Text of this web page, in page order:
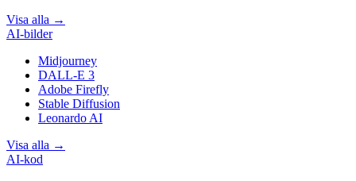
Visa alla →
AI-bilder
Midjourney
DALL-E 3
Adobe Firefly
Stable Diffusion
Leonardo AI
Visa alla →
AI-kod